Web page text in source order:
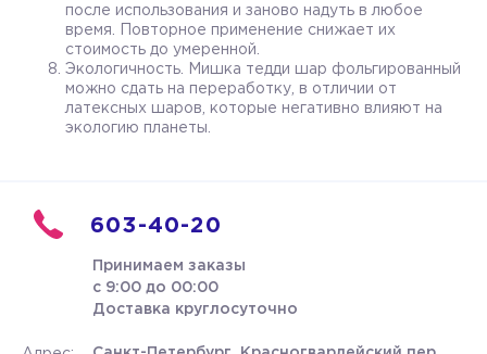
после использования и заново надуть в любое
время. Повторное применение снижает их
стоимость до умеренной.
Экологичность. Мишка тедди шар фольгированный
можно сдать на переработку, в отличии от
латексных шаров, которые негативно влияют на
экологию планеты.
603-40-20
Принимаем заказы
с 9:00 до 00:00
Доставка круглосуточно